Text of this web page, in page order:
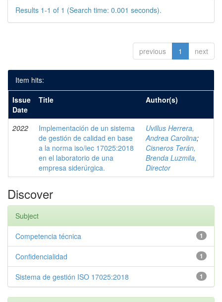
Results 1-1 of 1 (Search time: 0.001 seconds).
previous 1 next
Item hits:
Issue
Date
Title Author(s)
2022
Implementación de un sistema
de gestión de calidad en base
a la norma iso/iec 17025:2018
en el laboratorio de una
empresa siderúrgica.
Uvillus Herrera,
Andrea Carolina;
Cisneros Terán,
Brenda Luzmila,
Director
Discover
Subject
1
Competencia técnica
1
Confidencialidad
1
Sistema de gestión ISO 17025:2018